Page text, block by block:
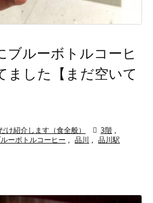
ブルーボトルコーヒ
ました【まだ空いて
け紹介します（食全般）  3階 ,
ーボトルコーヒー , 品川 , 品川駅